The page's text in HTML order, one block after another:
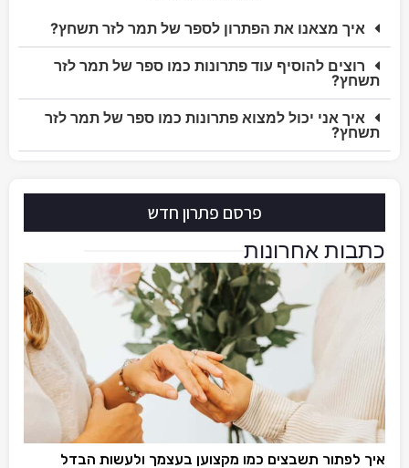
איך מצאנו את הפתרון לספר של תמר לזר תשחץ?
רוצים להוסיף עוד פתרונות כמו ספר של תמר לזר
תשחץ?
איך אני יכול למצוא פתרונות כמו ספר של תמר לזר
תשחץ?
פרסם פתרון חדש
כתבות אחרונות
איך לפתור תשבצים כמו מקצוען בעצמך ולעשות הבדל